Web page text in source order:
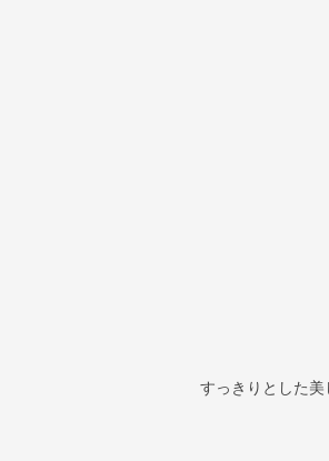
すっきりとした